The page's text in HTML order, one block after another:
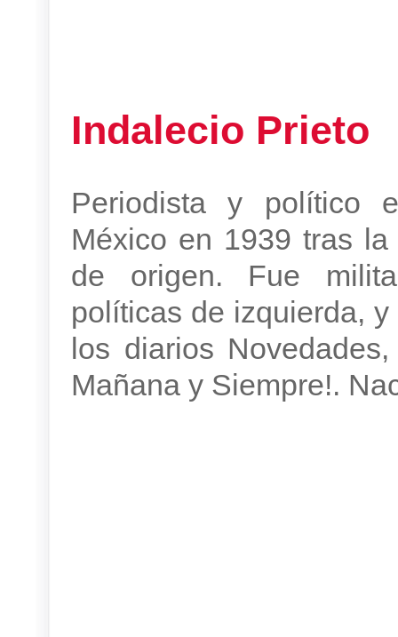
Indalecio Prieto
Periodista y político
México en 1939 tras
de origen. Fue
políticas de izquierda,
los diarios
Mañana y Siempre!.